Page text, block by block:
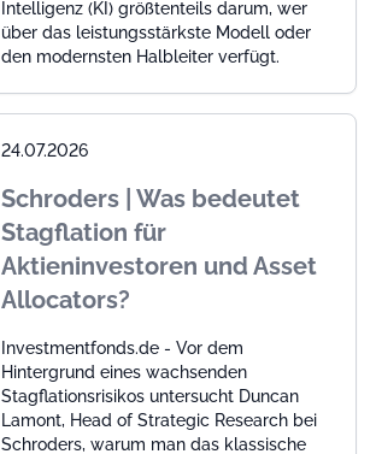
Intelligenz (KI) größtenteils darum, wer
über das leistungsstärkste Modell oder
den modernsten Halbleiter verfügt.
24.07.2026
Schroders | Was bedeutet
Stagflation für
Aktieninvestoren und Asset
Allocators?
Investmentfonds.de - Vor dem
Hintergrund eines wachsenden
Stagflationsrisikos untersucht Duncan
Lamont, Head of Strategic Research bei
Schroders, warum man das klassische